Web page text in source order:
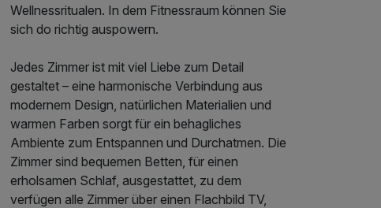
Wellnessritualen. In dem Fitnessraum können Sie
sich do richtig auspowern.
Jedes Zimmer ist mit viel Liebe zum Detail
gestaltet – eine harmonische Verbindung aus
modernem Design, natürlichen Materialien und
warmen Farben sorgt für ein behagliches
Ambiente zum Entspannen und Durchatmen. Die
Zimmer sind bequemen Betten, für einen
erholsamen Schlaf, ausgestattet, zu dem
verfügen alle Zimmer über einen Flachbild TV,